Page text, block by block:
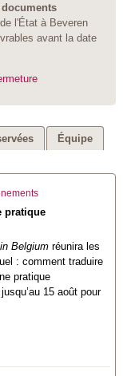
l'État à Beveren
avant la date
Équipe
pratique
Belgium réunira les
: comment traduire
pratique
15 août pour